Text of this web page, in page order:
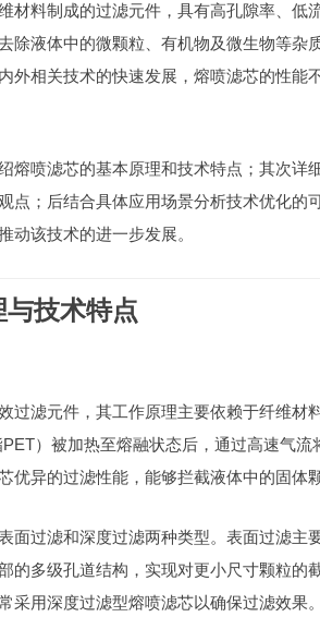
材料制成的过滤元件，具有高孔隙率、低
除液体中的微颗粒、有机物及微生物等杂
外相关技术的快速发展，熔喷滤芯的性能
熔喷滤芯的基本原理和技术特点；其次详
点；后结合具体应用场景分析技术优化的
动该技术的进一步发展。
技术特点
过滤元件，其工作原理主要依赖于纤维材
）被加热至熔融状态后，通过高速气
优异的过滤性能，能够拦截液体中的固体
面过滤和深度过滤两种类型。表面过滤主
的多级孔道结构，实现对更小尺寸颗粒的
用深度过滤型熔喷滤芯以确保过滤效果。